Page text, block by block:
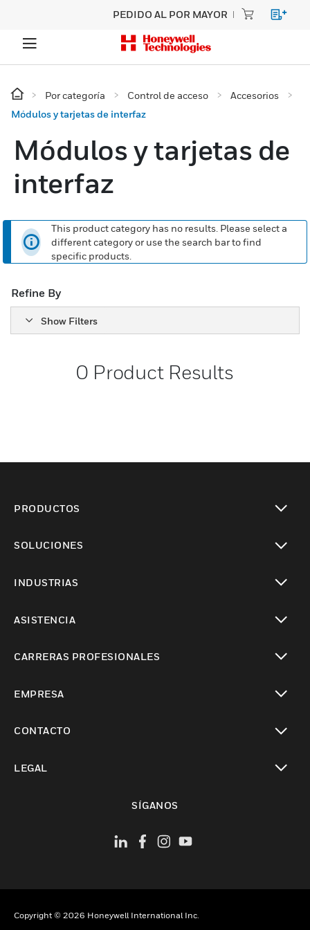
PEDIDO AL POR MAYOR
Por categoría Control de acceso
Accesorios
Módulos y tarjetas de interfaz
Módulos y tarjetas de
interfaz
This product category has no results. Please select a
different category or use the search bar to find
specific products.
Refine By
Show Filters
0 Product Results
PRODUCTOS
SOLUCIONES
INDUSTRIAS
ASISTENCIA
CARRERAS PROFESIONALES
EMPRESA
CONTACTO
LEGAL
SÍGANOS
Copyright © 2026 Honeywell International Inc.